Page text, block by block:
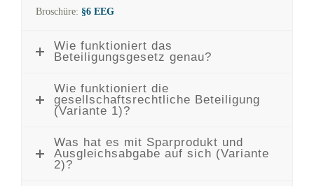
Broschüre: §6 EEG
Wie funktioniert das
Beteiligungsgesetz genau?
Wie funktioniert die
gesellschaftsrechtliche Beteiligung
(Variante 1)?
Was hat es mit Sparprodukt und
Ausgleichsabgabe auf sich (Variante
2)?